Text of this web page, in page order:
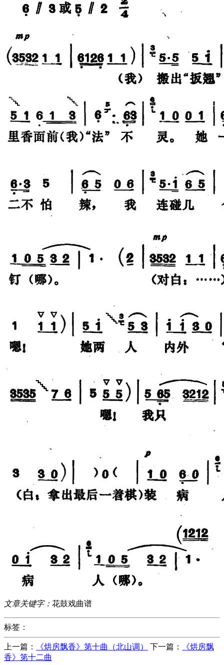
文章关键字： 花鼓戏曲谱
标签：
上一篇： 《烘房飘香》第十曲（北山调） 下一篇：
《烘房飘
香》第十二曲